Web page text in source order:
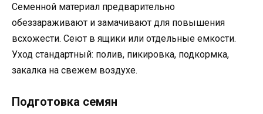
Семенной материал предварительно
обеззараживают и замачивают для повышения
всхожести. Сеют в ящики или отдельные емкости.
Уход стандартный: полив, пикировка, подкормка,
закалка на свежем воздухе.
Подготовка семян